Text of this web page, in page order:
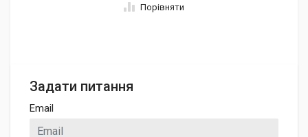
Порівняти
Задати питання
Email